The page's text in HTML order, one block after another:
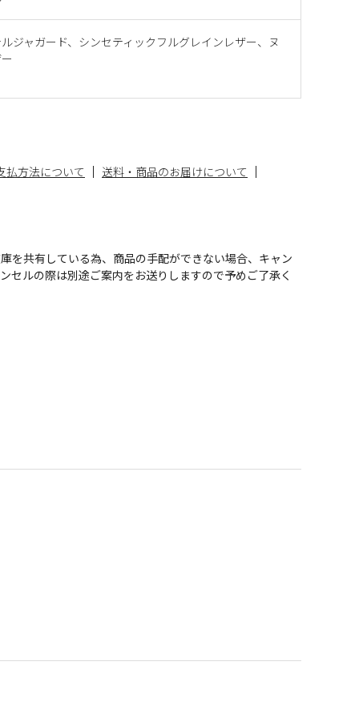
ジャガード、シンセティックフルグレインレザー、ヌ
払方法について
送料・商品のお届けについて
を共有している為、商品の手配ができない場合、キャン
セルの際は別途ご案内をお送りしますので予めご了承く